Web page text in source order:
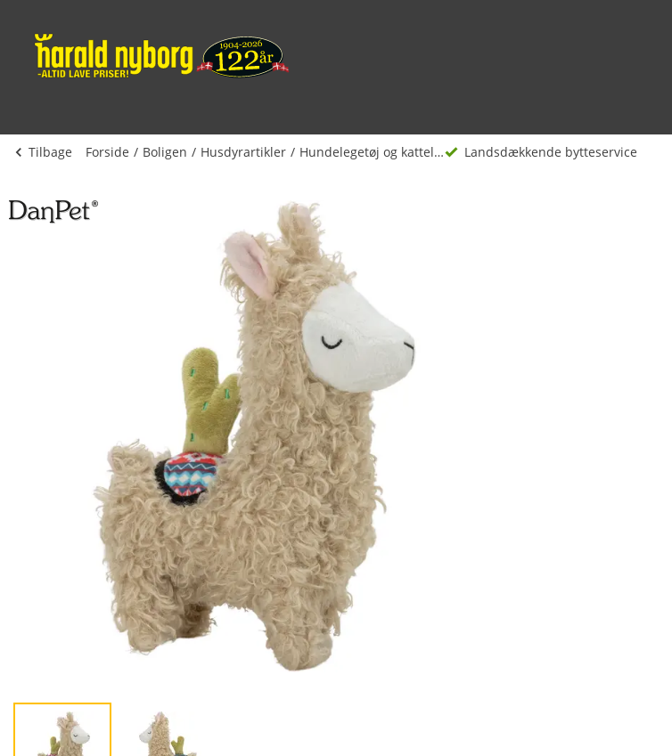
Tilbage Forside Boligen Husdyrartikler Hundelegetøj og kattelegetøj Landsdækkende bytteservice